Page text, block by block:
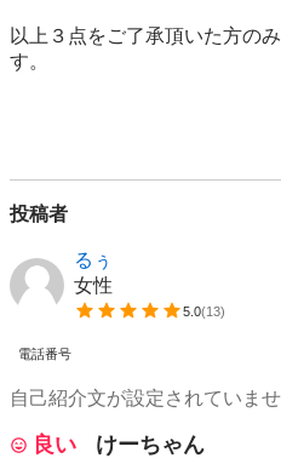
以上３点をご了承頂いた方の
す。
投稿者
るぅ
女性
5.0(13)
電話番号
自己紹介文が設定されていま
良い けーちゃん